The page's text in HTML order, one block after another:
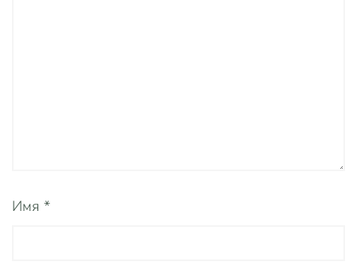
Имя *